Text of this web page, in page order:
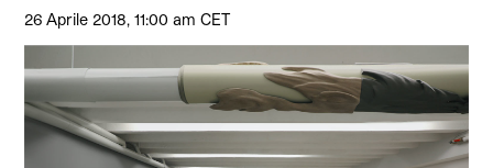
26 Aprile 2018, 11:00 am CET